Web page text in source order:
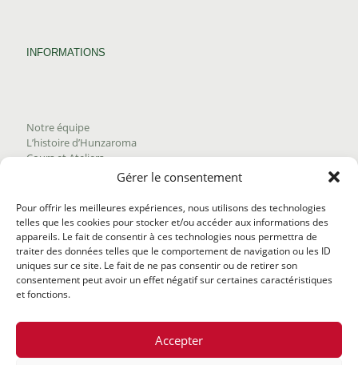
Gérer le consentement
Pour offrir les meilleures expériences, nous utilisons des technologies
telles que les cookies pour stocker et/ou accéder aux informations des
appareils. Le fait de consentir à ces technologies nous permettra de
traiter des données telles que le comportement de navigation ou les ID
uniques sur ce site. Le fait de ne pas consentir ou de retirer son
consentement peut avoir un effet négatif sur certaines caractéristiques
et fonctions.
Accepter
INFORMATIONS
Notre équipe
L’histoire d’Hunzaroma
Cours et Ateliers
Trouver nos produits
Politique de frais d'envoi
Termes et conditions
Politique de remboursement